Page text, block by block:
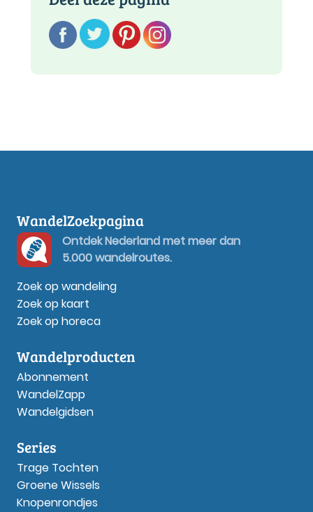
WandelZoekpagina
Ontdek Nederland met meer dan
5.000 wandelroutes.
Zoek op wandeling
Zoek op kaart
Zoek op horeca
Wandelproducten
Abonnement
WandelZapp
Wandelgidsen
Series
Trage Tochten
Groene Wissels
Knopenrondjes